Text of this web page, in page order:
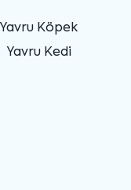
Yavru Köpek
Yavru Kedi